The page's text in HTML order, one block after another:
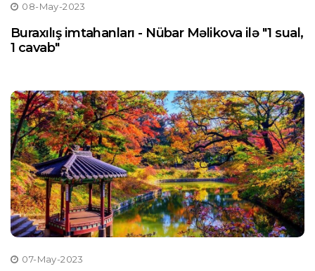
08-May-2023
Buraxılış imtahanları - Nübar Məlikova ilə "1 sual,
1 cavab"
07-May-2023